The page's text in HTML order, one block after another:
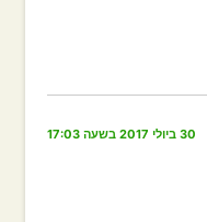
30 ביולי 2017 בשעה 17:03